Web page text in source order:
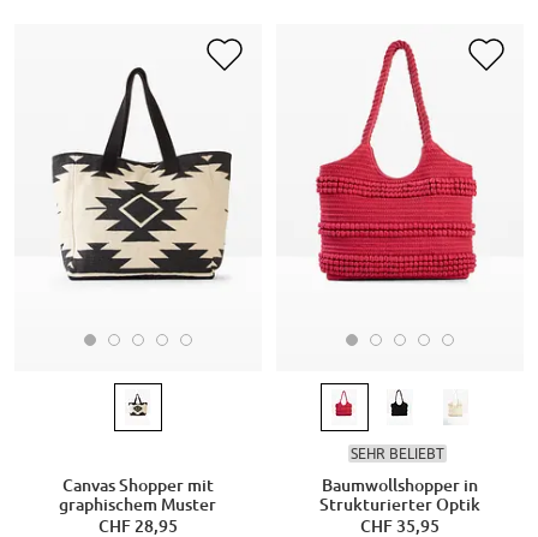
Canvas Shopper mit
graphischem Muster
CHF 28,95
SEHR BELIEBT
Baumwollshopper in
Strukturierter Optik
CHF 35,95